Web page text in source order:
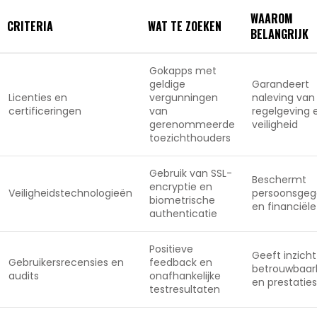
CRITERIA WAT TE ZOEKEN
WAAROM
BELANGRIJK
Licenties en
certificeringen
Gokapps met
geldige
vergunningen
van
gerenommeerde
toezichthouders
Garandeert
naleving van
regelgeving
veiligheid
Veiligheidstechnologieën
Gebruik van SSL-
encryptie en
biometrische
authenticatie
Beschermt
en
Gebruikersrecensies en
audits
Positieve
feedback en
onafhankelijke
testresultaten
Geeft
en prestaties